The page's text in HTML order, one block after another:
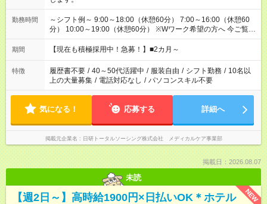
勤務時間
～シフト例～ 9:00～18:00（休憩60分） 7:00～16:00（休憩60
分） 10:00～19:00（休憩60分） ※Wワーク希望の方へ 今ご覧の
お仕事で希望する勤務時間と、もう1つのお仕事の勤務時間の合
計が 週40時間を超えなければOKです。
期間 【現在も積極採用中！急募！】■2カ月～
特徴 履歴書不要 / 40～50代活躍中 / 服装自由 / シフト勤務 / 10名以
上の大量募集 / 電話対応なし / パソコンスキル不要
気になる！ 応募する 詳細へ
掲載元企業名 日研トータルソーシング株式会社 メディカルケア事業部
掲載日：2026.08.07
未読
NEW
【週2日～】高時給1900円×日払いOK＊ホテル